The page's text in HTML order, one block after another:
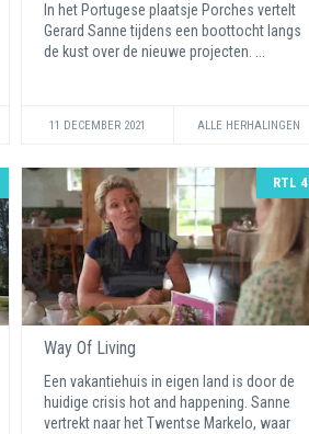
In het Portugese plaatsje Porches vertelt
Gerard Sanne tijdens een boottocht langs
de kust over de nieuwe projecten. ...
11 DECEMBER 2021 ALLE HERHALINGEN
RTL 4
Way Of Living
Een vakantiehuis in eigen land is door de
huidige crisis hot and happening. Sanne
vertrekt naar het Twentse Markelo, waar